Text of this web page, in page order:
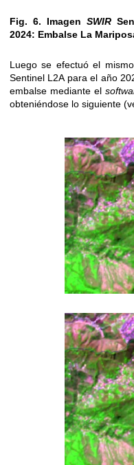
Fig. 6. Imagen SWIR
2024: Embalse La
Luego se efectuó el
Sentinel L2A para el año
embalse mediante el
obteniéndose lo siguiente